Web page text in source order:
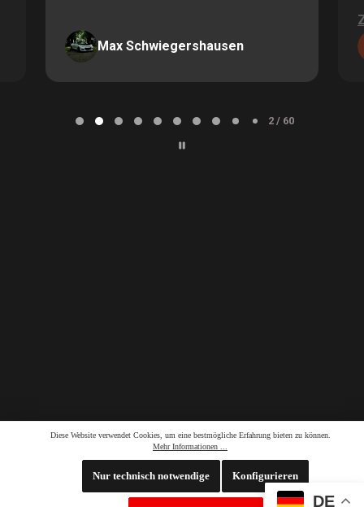
DE
Diese Website verwendet Cookies, um eine bestmögliche Erfahrung bieten zu können.
Mehr Informationen ...
Nur technisch notwendige Konfigurieren
Max Schwiegershausen
2 / 60